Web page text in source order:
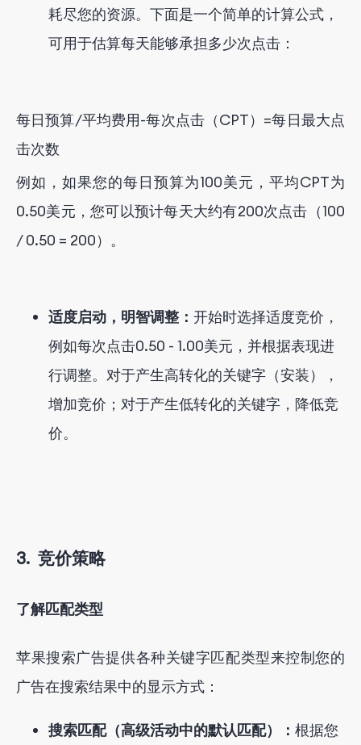
耗尽您的资源。下面是一个简单的计算公式，
可用于估算每天能够承担多少次点击：
每日预算/平均费用-每次点击（CPT）=每日最大点
击次数
例如，如果您的每日预算为100美元，平均CPT为
0.50美元，您可以预计每天大约有200次点击（100
/ 0.50 = 200）。
适度启动，明智调整： 开始时选择适度竞价，
例如每次点击0.50 - 1.00美元，并根据表现进
行调整。对于产生高转化的关键字（安装），
增加竞价；对于产生低转化的关键字，降低竞
价。
3. 竞价策略
了解匹配类型
苹果搜索广告提供各种关键字匹配类型来控制您的
广告在搜索结果中的显示方式：
搜索匹配（高级活动中的默认匹配）： 根据您